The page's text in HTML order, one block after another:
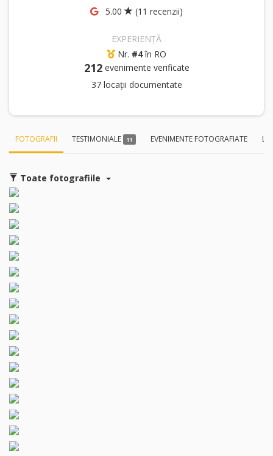
5.00
(11 recenzii)
EXPERIENȚĂ
Nr. #4în RO
212 evenimente verificate
37 locații documentate
FOTOGRAFII TESTIMONIALE 11 EVENIMENTE FOTOGRAFIATE
Toate fotografiile